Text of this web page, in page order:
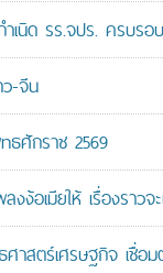
เนิด รร.จปร. ครบ
-จีน
ศักราช 2569
อเมียให้ เรื่องราวจะ
ศาสตร์เศรษฐกิจ เ